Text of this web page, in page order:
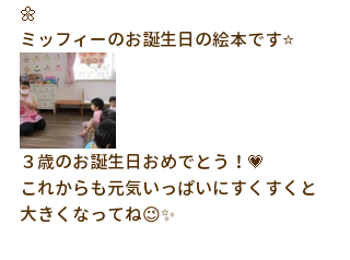
🌼
ミッフィーのお誕生日の絵本です⭐
３歳のお誕生日おめでとう！💗
これからも元気いっぱいにすくすくと
大きくなってね😉✨